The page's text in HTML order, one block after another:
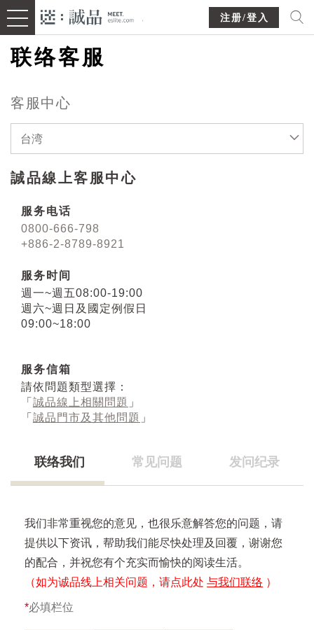
注册/登入
联络客服
客服中心
台湾
誠品線上客服中心
服务电话
0800-666-798
+886-2-8789-8921
服务时间
週一~週五08:00-19:00
週六~週日及國定例假日
09:00~18:00
服务信箱
請依問題類型選擇：
「 誠品線上相關問題 」
「 誠品門市及其他問題 」
联络我们 常见问题 发问纪录
我们非常重视您的意见，也很乐意解答您的问题，请
提供以下资讯，帮助我们能尽快处理及回覆，谢谢您
的配合，并祝您有个充实而愉快的阅读生活。
（如为诚品线上相关问题，请点此处 与我们联络 ）
*必填栏位